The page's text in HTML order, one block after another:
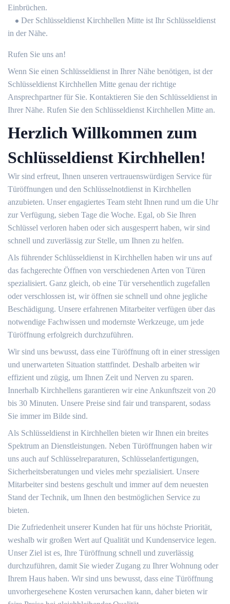
Einbrüchen.
Der Schlüsseldienst Kirchhellen Mitte ist Ihr Schlüsseldienst
in der Nähe.
Rufen Sie uns an!
Wenn Sie einen Schlüsseldienst in Ihrer Nähe benötigen, ist der
Schlüsseldienst Kirchhellen Mitte genau der richtige
Ansprechpartner für Sie. Kontaktieren Sie den Schlüsseldienst in
Ihrer Nähe. Rufen Sie den Schlüsseldienst Kirchhellen Mitte an.
Herzlich Willkommen zum
Schlüsseldienst Kirchhellen!
Wir sind erfreut, Ihnen unseren vertrauenswürdigen Service für
Türöffnungen und den Schlüsselnotdienst in Kirchhellen
anzubieten. Unser engagiertes Team steht Ihnen rund um die Uhr
zur Verfügung, sieben Tage die Woche. Egal, ob Sie Ihren
Schlüssel verloren haben oder sich ausgesperrt haben, wir sind
schnell und zuverlässig zur Stelle, um Ihnen zu helfen.
Als führender Schlüsseldienst in Kirchhellen haben wir uns auf
das fachgerechte Öffnen von verschiedenen Arten von Türen
spezialisiert. Ganz gleich, ob eine Tür versehentlich zugefallen
oder verschlossen ist, wir öffnen sie schnell und ohne jegliche
Beschädigung. Unsere erfahrenen Mitarbeiter verfügen über das
notwendige Fachwissen und modernste Werkzeuge, um jede
Türöffnung erfolgreich durchzuführen.
Wir sind uns bewusst, dass eine Türöffnung oft in einer stressigen
und unerwarteten Situation stattfindet. Deshalb arbeiten wir
effizient und zügig, um Ihnen Zeit und Nerven zu sparen.
Innerhalb Kirchhellens garantieren wir eine Ankunftszeit von 20
bis 30 Minuten. Unsere Preise sind fair und transparent, sodass
Sie immer im Bilde sind.
Als Schlüsseldienst in Kirchhellen bieten wir Ihnen ein breites
Spektrum an Dienstleistungen. Neben Türöffnungen haben wir
uns auch auf Schlüsselreparaturen, Schlüsselanfertigungen,
Sicherheitsberatungen und vieles mehr spezialisiert. Unsere
Mitarbeiter sind bestens geschult und immer auf dem neuesten
Stand der Technik, um Ihnen den bestmöglichen Service zu
bieten.
Die Zufriedenheit unserer Kunden hat für uns höchste Priorität,
weshalb wir großen Wert auf Qualität und Kundenservice legen.
Unser Ziel ist es, Ihre Türöffnung schnell und zuverlässig
durchzuführen, damit Sie wieder Zugang zu Ihrer Wohnung oder
Ihrem Haus haben. Wir sind uns bewusst, dass eine Türöffnung
unvorhergesehene Kosten verursachen kann, daher bieten wir